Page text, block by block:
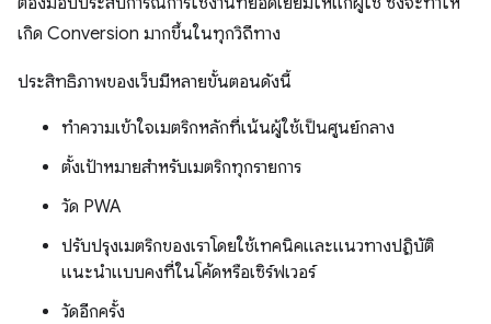
เกิด Conversion มากขึ้นในทุกวิถีทาง
ประสิทธิภาพของเว็บมีหลายขั้นตอนดังนี้
ทําความเข้าใจเมตริกหลักที่เน้นผู้ใช้เป็นศูนย์กลาง
ตั้งเป้าหมายสําหรับเมตริกทุกรายการ
วัด PWA
ปรับปรุงเมตริกของเราโดยใช้เทคนิคและแนวทางปฏิบัติ
แนะนำแบบคงที่ในโค้ดหรือเซิร์ฟเวอร์
วัดอีกครั้ง